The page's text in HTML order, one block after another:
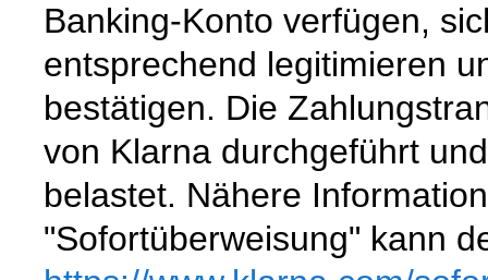
Banking-Konto verfügen,
entsprechend legitimieren
bestätigen. Die
von Klarna durchgeführt
belastet. Nähere
"Sofortüberweisung" kann